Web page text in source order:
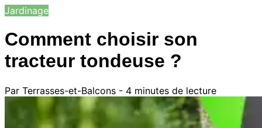
Jardinage
Comment choisir son
tracteur tondeuse ?
Par Terrasses-et-Balcons - 4 minutes de lecture